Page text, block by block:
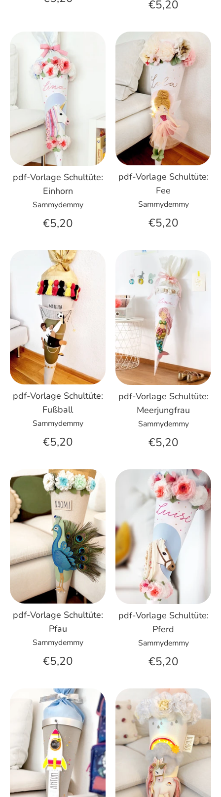
€5,20
pdf-Vorlage Schultüte:
Einhorn
Sammydemmy
€5,20
pdf-Vorlage Schultüte:
Fee
Sammydemmy
€5,20
pdf-Vorlage Schultüte:
Fußball
Sammydemmy
€5,20
pdf-Vorlage Schultüte:
Meerjungfrau
Sammydemmy
€5,20
pdf-Vorlage Schultüte:
Pfau
Sammydemmy
€5,20
pdf-Vorlage Schultüte:
Pferd
Sammydemmy
€5,20